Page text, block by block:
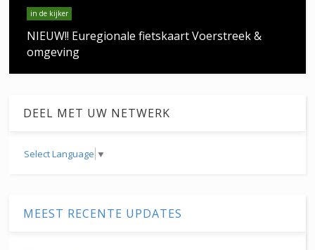
in de kijker
NIEUW!! Euregionale fietskaart Voerstreek &
omgeving
DEEL MET UW NETWERK
Select Language ▼
MEEST RECENTE UPDATES